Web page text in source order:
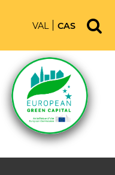
VAL CAS